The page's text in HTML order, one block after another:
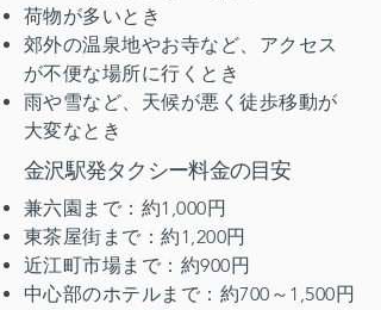
荷物が多いとき
郊外の温泉地やお寺など、アクセス
が不便な場所に行くとき
雨や雪など、天候が悪く徒歩移動が
大変なとき
金沢駅発タクシー料金の目安
兼六園まで：約1,000円
東茶屋街まで：約1,200円
近江町市場まで：約900円
中心部のホテルまで：約700～1,500円